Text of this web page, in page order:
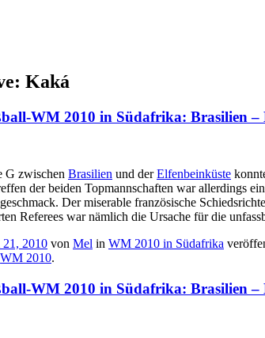
Kaká
WM 2010 in Südafrika: Brasilien –
G zwischen Brasilien und derElfenbeinküste
der beiden Topmannschaften war allerdings
Der miserable französische
Referees war nämlich die Ursache für die
21, 2010 von Mel in WM 2010 in Südafrika
WM 2010.
WM 2010 in Südafrika: Brasilien –